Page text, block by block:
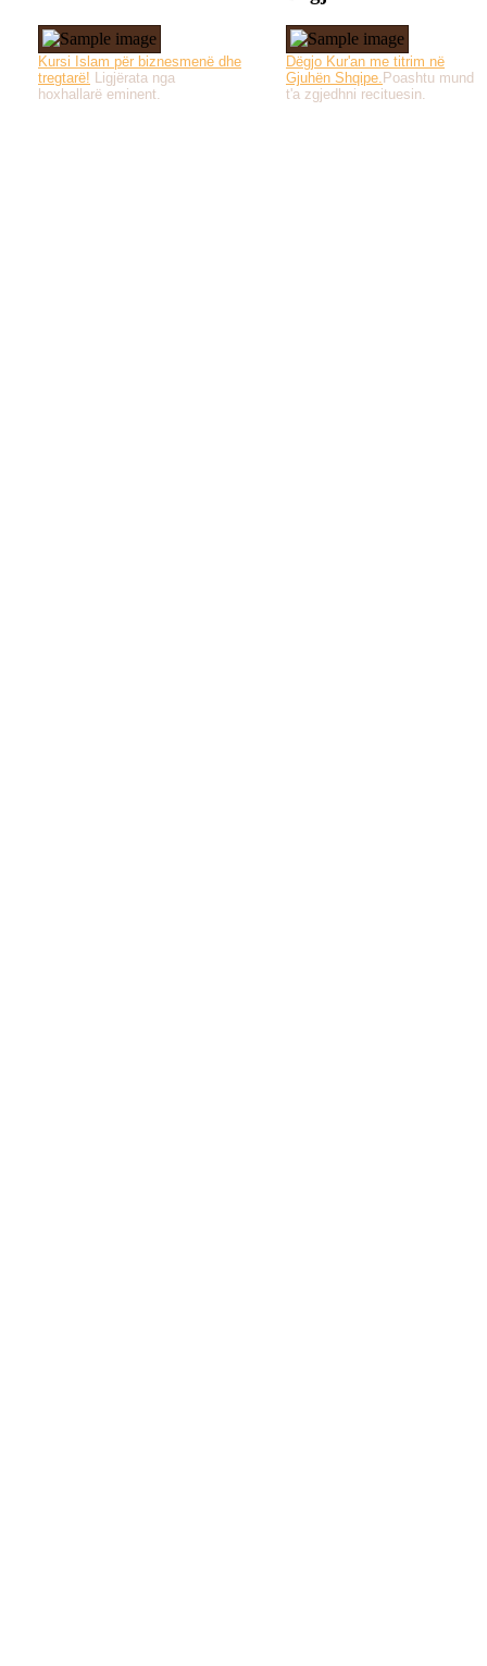
Kursi Islam për biznesmenë dhe
tregtarë! Ligjërata nga
hoxhallarë eminent.
Dëgjo Kur'an me titrim në
Gjuhën Shqipe. Poashtu mund
t'a zgjedhni recituesin.